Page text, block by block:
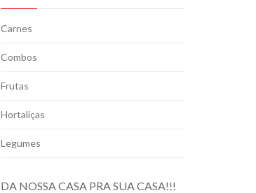
Carnes
Combos
Frutas
Hortaliças
Legumes
DA NOSSA CASA PRA SUA CASA!!!